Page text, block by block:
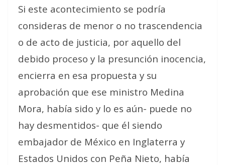
Si este acontecimiento se podría
consideras de menor o no trascendencia
o de acto de justicia, por aquello del
debido proceso y la presunción inocencia,
encierra en esa propuesta y su
aprobación que ese ministro Medina
Mora, había sido y lo es aún- puede no
hay desmentidos- que él siendo
embajador de México en Inglaterra y
Estados Unidos con Peña Nieto, había